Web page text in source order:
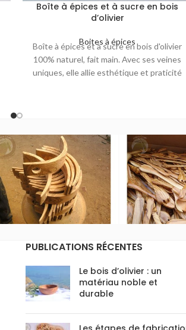
Boîte à épices et à sucre en bois
d’olivier
Boites à épices
Boîte à épices et à sucre en bois d'olivier
100% naturel, fait main. Avec ses veines
uniques, elle allie esthétique et praticité
vos ingrédients.
PUBLICATIONS RÉCENTES
Le bois d’olivier : un
matériau noble et
durable